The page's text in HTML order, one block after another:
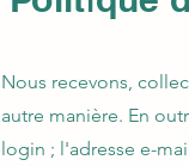
Nous recevons,
autre manière. En
login ; l'adresse e-